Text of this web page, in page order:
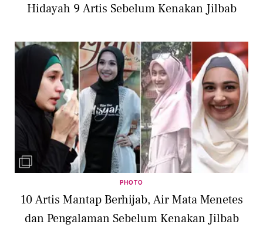
Hidayah 9 Artis Sebelum Kenakan Jilbab
PHOTO
10 Artis Mantap Berhijab, Air Mata Menetes
dan Pengalaman Sebelum Kenakan Jilbab